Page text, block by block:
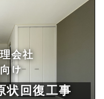
会社
け
状回復工事